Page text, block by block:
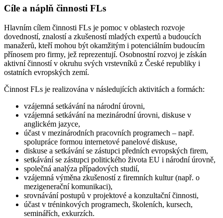
Cíle a náplň činnosti FLs
Hlavním cílem činnosti FLs je pomoc v oblastech rozvoje
dovedností, znalostí a zkušeností mladých expertů a budoucích
manažerů, kteří mohou být okamžitým i potenciálním budoucím
přínosem pro firmy, jež reprezentují. Osobnostní rozvoj je získán
aktivní činností v okruhu svých vrstevníků z České republiky i
ostatních evropských zemí.
Činnost FLs je realizována v následujících aktivitách a formách:
vzájemná setkávání na národní úrovni,
vzájemná setkávání na mezinárodní úrovni, diskuse v
anglickém jazyce,
účast v mezinárodních pracovních programech – např.
spolupráce formou internetové panelové diskuse,
diskuse a setkávání se zástupci předních evropských firem,
setkávání se zástupci politického života EU i národní úrovně,
společná analýza případových studií,
vzájemná výměna zkušeností z firemních kultur (např. o
mezigenerační komunikaci),
srovnávání postupů v projektové a konzultační činnosti,
účast v tréninkových programech, školeních, kursech,
seminářích, exkurzích.